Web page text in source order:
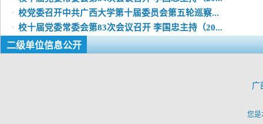
· 校党委召开中共广西大学第十届委员会第五轮巡察...
· 校十届党委常委会第83次会议召开 李国忠主持（20...
二级单位信息公开
广
您是